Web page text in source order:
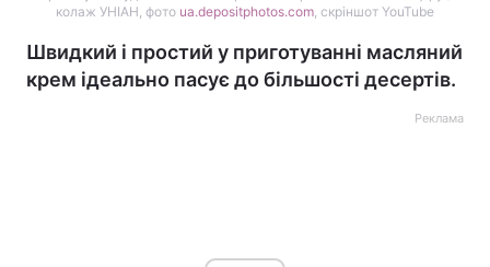
колаж УНІАН, фото ua.depositphotos.com, скріншот YouTube
Швидкий і простий у приготуванні масляний
крем ідеально пасує до більшості десертів.
Реклама